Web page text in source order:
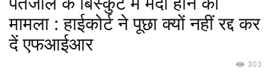
मामला : हाईकोर्ट ने पूछा क्यों नहीं रद्द कर
दें एफआईआर
303